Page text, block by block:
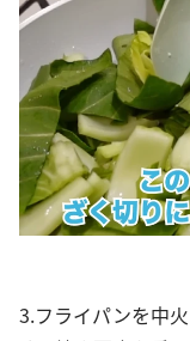
3.フライパンを中